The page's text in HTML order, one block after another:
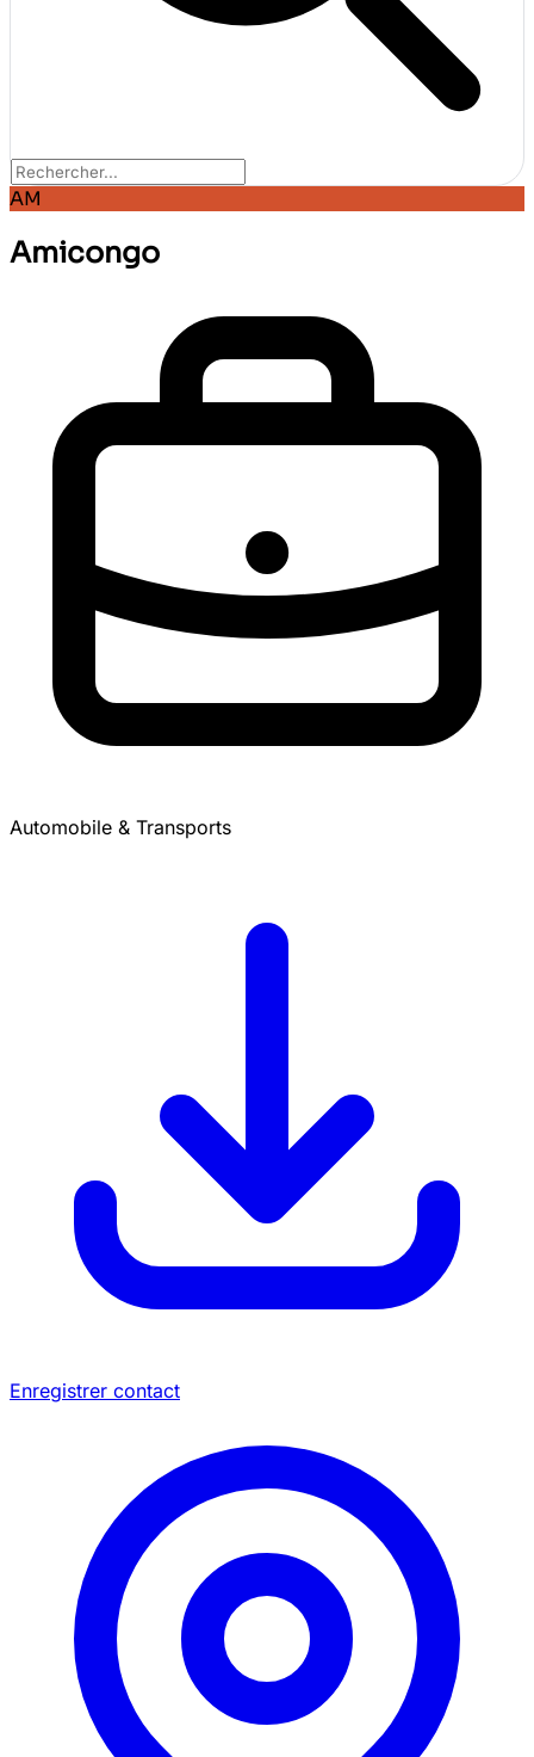
AM
Amicongo
Automobile & Transports
Enregistrer contact